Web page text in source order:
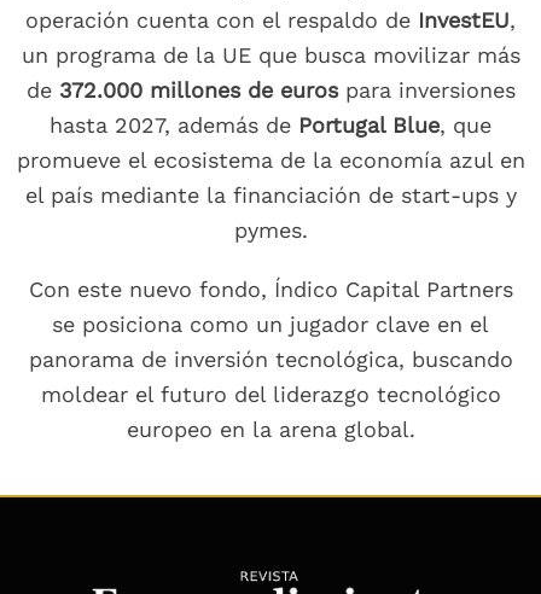
operación cuenta con el respaldo de InvestEU,
un programa de la UE que busca movilizar más
de 372.000 millones de eurospara inversiones
hasta 2027, además de Portugal Blue, que
promueve el ecosistema de la economía azul en
el país mediante la financiación de start-ups y
pymes.
Con este nuevo fondo, Índico Capital Partners
se posiciona como un jugador clave en el
panorama de inversión tecnológica, buscando
moldear el futuro del liderazgo tecnológico
europeo en la arena global.